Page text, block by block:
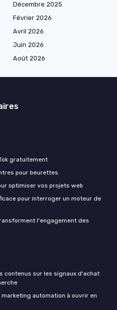
Décembre 2025
Février 2026
Avril 2026
Juin 2026
Août 2026
gratuitement
pour beurettes
optimiser vos projets web
pour interroger un moteur de
l'engagement des
contenus sur les signaux d'achat
automation à ouvrir en